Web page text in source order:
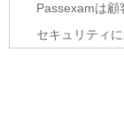
Passexamは顧
セキュリティ